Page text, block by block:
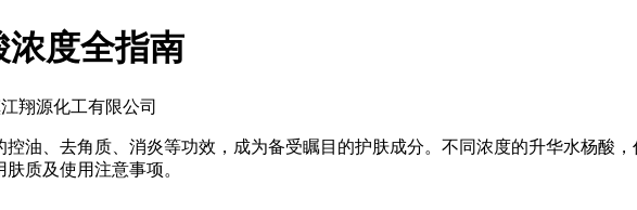
度全指南
翔源化工有限公司
油、去角质、消炎等功效，成为备受瞩目的护肤成分。不同浓度的升华水杨酸
质及使用注意事项。